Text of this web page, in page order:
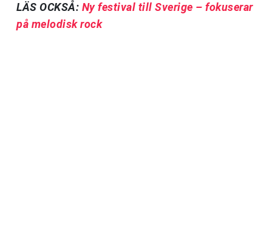
LÄS OCKSÅ: Ny festival till Sverige – fokuserar
på melodisk rock